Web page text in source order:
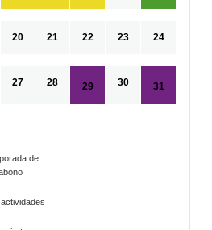
20 21 22 23 24
27 28 29 30 31
de